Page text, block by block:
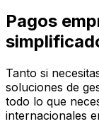
Pagos
Tanto si
soluciones de
todo lo que
internacionales